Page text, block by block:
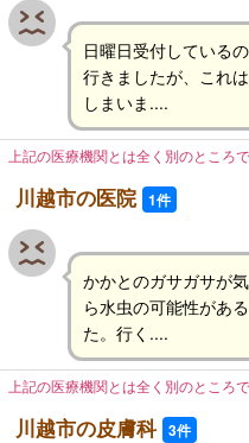
日曜日受付している
行きましたが、これ
しまいま....
上記の医療機関とは全く別のところ
川越市の医院 1件
かかとのガサガサが
ら水虫の可能性があ
た。行く....
上記の医療機関とは全く別のところ
川越市の皮膚科 3件